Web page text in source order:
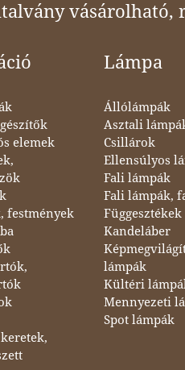
elemek
festmények
Lámpa
Állólámpák
Asztali
Csillárok
Ellensúlyos
Fali lámpák
Fali lámpák,
Függesztékek
Kandeláber
lámpák
Kültéri
Mennyezeti
Spot lámpák